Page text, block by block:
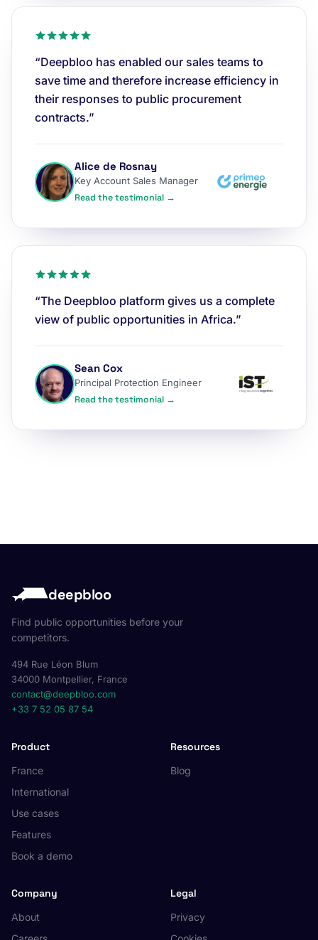
“Deepbloo has enabled our sales teams to
save time and therefore increase efficiency in
their responses to public procurement
contracts.”
Alice de Rosnay
Key Account Sales Manager
Read the testimonial →
“The Deepbloo platform gives us a complete
view of public opportunities in Africa.”
Sean Cox
Principal Protection Engineer
Read the testimonial →
deepbloo
Find public opportunities before your
competitors.
494 Rue Léon Blum
34000 Montpellier, France
contact@deepbloo.com
+33 7 52 05 87 54
Product
France
International
Use cases
Features
Book a demo
Resources
Blog
Company
About
Legal
Privacy